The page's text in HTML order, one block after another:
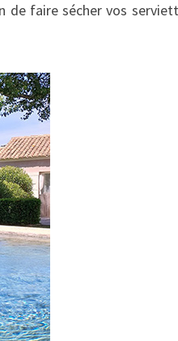
de faire sécher vos